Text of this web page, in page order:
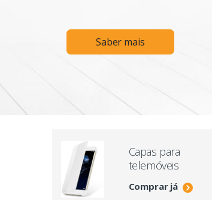
Saber mais
Capas para
telemóveis
Comprar já